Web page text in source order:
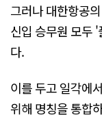
그러나 대한항공
신입 승무원 모두
다.
이를 두고 일각에
위해 명칭을 통합